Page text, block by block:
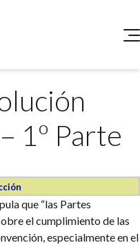
1º Parte
que “las Partes
el cumplimiento de las
especialmente en el